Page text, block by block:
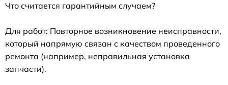
Что считается гарантийным случаем?
Для работ: Повторное возникновение неисправности,
который напрямую связан с качеством проведенного
ремонта (например, неправильная установка
запчасти).